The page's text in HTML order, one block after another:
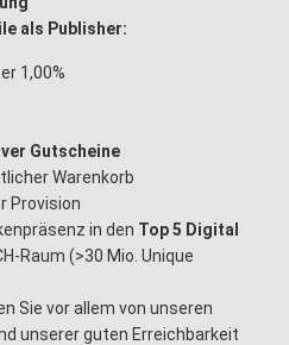
als Publisher:
1,00%
Gutscheine
Warenkorb
Provision
in den Top 5 Digital
Raum (>30 Mio. Unique
Sie vor allem von unseren
unserer guten Erreichbarkeit